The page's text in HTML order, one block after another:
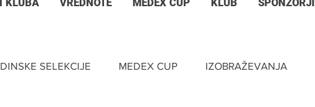
KLUBA VREDNOTE MEDEX CUP KLUB SPONZORJI
SELEKCIJE MEDEX CUP IZOBRAŽEVANJA